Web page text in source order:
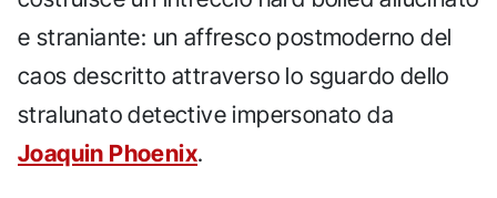
e straniante: un affresco postmoderno del
caos descritto attraverso lo sguardo dello
stralunato detective impersonato da
Joaquin Phoenix.